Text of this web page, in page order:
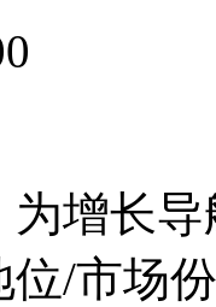
为增长导
/市场